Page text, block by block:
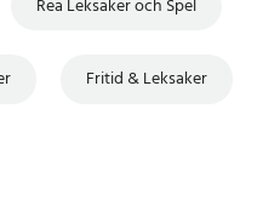
Rea Leksaker och Spel
Fritid & Leksaker